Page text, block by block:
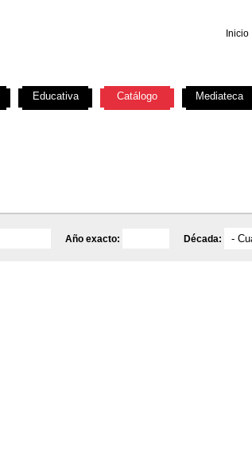
Inicio
Año exacto: Década:
Educativa Catálogo Mediateca